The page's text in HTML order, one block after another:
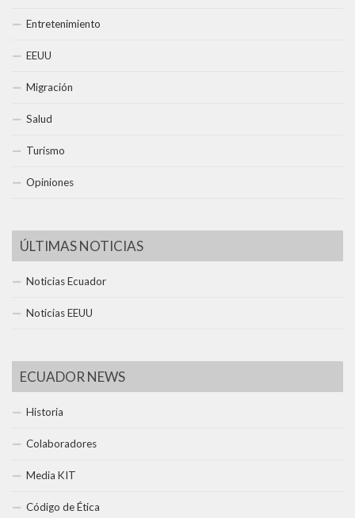
Entretenimiento
EEUU
Migración
Salud
Turismo
Opiniones
ÚLTIMAS NOTICIAS
Noticias Ecuador
Noticias EEUU
ECUADOR NEWS
Historia
Colaboradores
Media KIT
Código de Ética